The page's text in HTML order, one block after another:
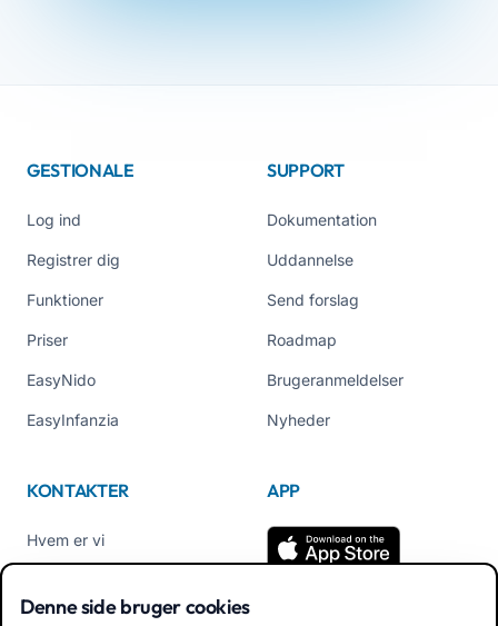
GESTIONALE
Log ind
Registrer dig
Funktioner
Priser
EasyNido
EasyInfanzia
SUPPORT
Dokumentation
Uddannelse
Send forslag
Roadmap
Brugeranmeldelser
Nyheder
KONTAKTER
Hvem er vi
Tlf +39 02 84152514
APP
Denne side bruger cookies